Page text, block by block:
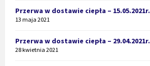
Przerwa w dostawie ciepła – 15.05.2021r.
13 maja 2021
Przerwa w dostawie ciepła – 29.04.2021r.
28 kwietnia 2021